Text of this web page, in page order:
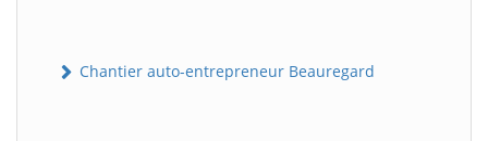
Chantier auto-entrepreneur Beauregard